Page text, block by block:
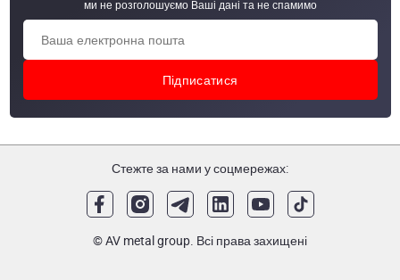
Круг н/ж 120 мм 420/1.4021 (20X13), 3-6 м
ми не розголошуємо Ваші дані та не спамимо
Стежте за нами у соцмережах:
© AV metal group. Всі права захищені